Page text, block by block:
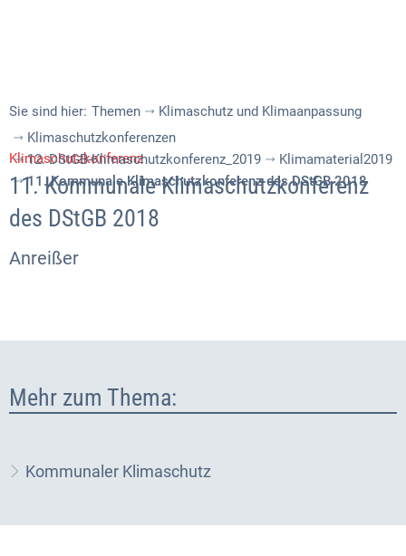
Sie sind hier: Themen
Klimaschutz und Klimaanpassung
Klimaschutzkonferenzen
12. DStGB-Klimaschutzkonferenz_2019
Klimamaterial2019
11. Kommunale Klimaschutzkonferenz des DStGB 2018
Klimaschutzkonferenz
11. Kommunale Klimaschutzkonferenz
des DStGB 2018
Anreißer
Mehr zum Thema:
Kommunaler Klimaschutz